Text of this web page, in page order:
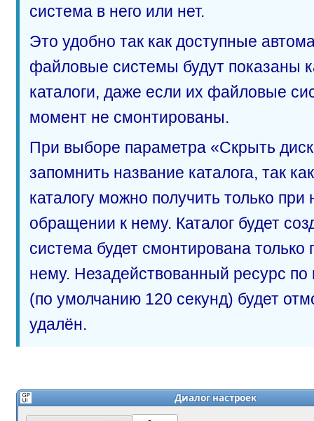
система в него или нет.
Это удобно так как доступные
файловые системы будут показаны
каталоги, даже если их файловые
момент не смонтированы.
При выборе параметра «Скрыть
запомнить название каталога, так
каталогу можно получить только
обращении к нему. Каталог будет
система будет смонтирована только
нему. Незадействованный ресурс по
(по умолчанию 120 секунд) будет
удалён.